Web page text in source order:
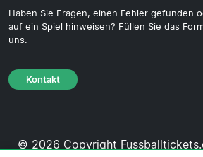
Haben Sie Fragen, einen Fehler gefunden
auf ein Spiel hinweisen? Füllen Sie das
uns.
Kontakt
© 2026 Copyright